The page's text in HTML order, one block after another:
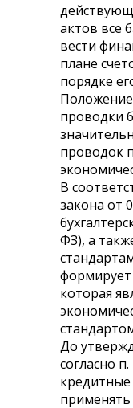
актов все
вести
плане
порядке
проводки
проводок
В
закона от
ФЗ), а
которая
До
согласно